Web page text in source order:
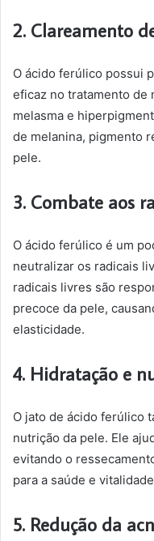
2. Clareamento
O ácido ferúlico possui
eficaz no tratamento de
melasma e
de melanina, pigmento
pele.
3. Combate aos
O ácido ferúlico é um
neutralizar os radicais
radicais livres são
precoce da pele,
elasticidade.
4. Hidratação e
O jato de ácido ferúlico
nutrição da pele. Ele
evitando o
para a saúde e
5. Redução da